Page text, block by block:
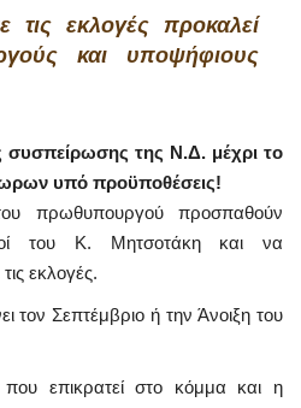
τις εκλογές προκαλεί
και υποψήφιους
συσπείρωσης της Ν.Δ. μέχρι το
υπό προϋποθέσεις!
πρωθυπουργού προσπαθούν
του Κ. Μητσοτάκη και να
εκλογές.
τον Σεπτέμβριο ή την Άνοιξη του
επικρατεί στο κόμμα και η